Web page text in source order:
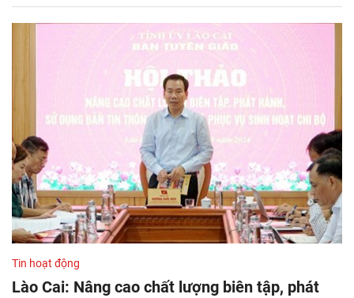
Tin hoạt động
Lào Cai: Nâng cao chất lượng biên tập, phát